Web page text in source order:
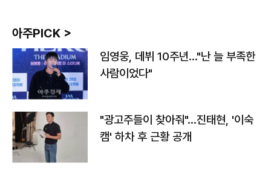
아주PICK >
임영웅, 데뷔 10주년…"난 늘 부족한
사람이었다"
"광고주들이 찾아줘"…진태현, '이숙
캠' 하차 후 근황 공개